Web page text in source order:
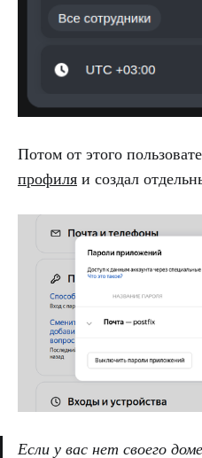
Потом от этого
профиля и создал
Если у вас нет своего